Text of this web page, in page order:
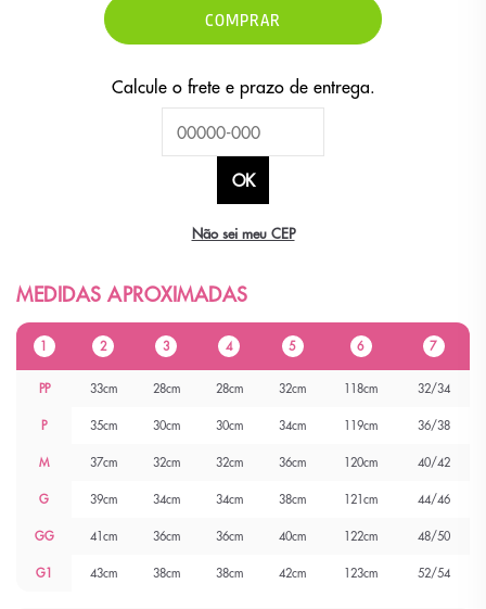
COMPRAR
Não sei meu CEP
1 2 3 4 5 6 7
PP 33cm 28cm 28cm 32cm 118cm 32/34
P 35cm 30cm 30cm 34cm 119cm 36/38
M 37cm 32cm 32cm 36cm 120cm 40/42
G 39cm 34cm 34cm 38cm 121cm 44/46
GG 41cm 36cm 36cm 40cm 122cm 48/50
G1 43cm 38cm 38cm 42cm 123cm 52/54